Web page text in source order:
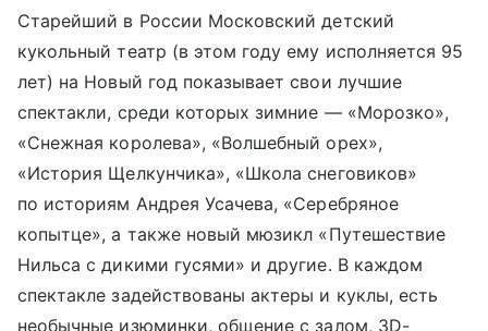
Старейший в России Московский детский
кукольный театр (в этом году ему исполняется 95
лет) на Новый год показывает свои лучшие
спектакли, среди которых зимние — «Морозко»,
«Снежная королева», «Волшебный орех»,
«История Щелкунчика», «Школа снеговиков»
по историям Андрея Усачева, «Серебряное
копытце», а также новый мюзикл «Путешествие
Нильса с дикими гусями» и другие. В каждом
спектакле задействованы актеры и куклы, есть
необычные изюминки, общение с залом, 3D-